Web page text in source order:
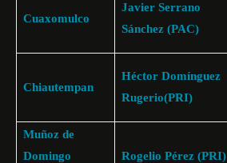
Cuaxomulco
Javier Serrano
Sánchez (PAC)
Chiautempan
Héctor Domínguez
Rugerio(PRI)
Muñoz de
Domingo
Rogelio Pérez (PRI)